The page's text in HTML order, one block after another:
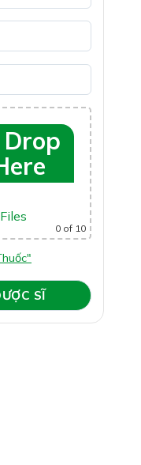
0 of 10